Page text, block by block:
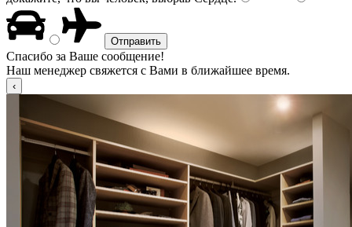
Спасибо за Ваше сообщение!
Наш менеджер свяжется с Вами в ближайшее время.